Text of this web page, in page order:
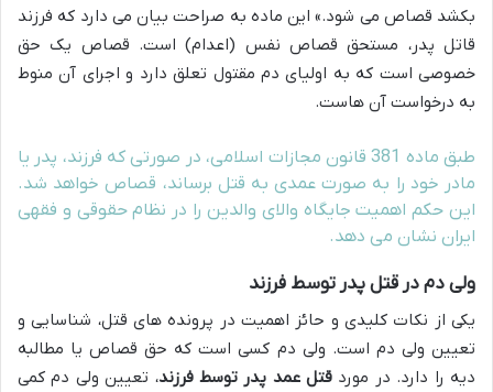
بکشد قصاص می شود.» این ماده به صراحت بیان می دارد که فرزند
قاتل پدر، مستحق قصاص نفس (اعدام) است. قصاص یک حق
خصوصی است که به اولیای دم مقتول تعلق دارد و اجرای آن منوط
به درخواست آن هاست.
طبق ماده 381 قانون مجازات اسلامی، در صورتی که فرزند، پدر یا
مادر خود را به صورت عمدی به قتل برساند، قصاص خواهد شد.
این حکم اهمیت جایگاه والای والدین را در نظام حقوقی و فقهی
ایران نشان می دهد.
ولی دم در قتل پدر توسط فرزند
یکی از نکات کلیدی و حائز اهمیت در پرونده های قتل، شناسایی و
تعیین ولی دم است. ولی دم کسی است که حق قصاص یا مطالبه
دیه را دارد. در مورد قتل عمد پدر توسط فرزند، تعیین ولی دم کمی